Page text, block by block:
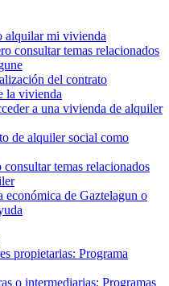
alquilar mi vivienda
consultar temas relacionados
del contrato
la vivienda
a una vivienda de alquiler
de alquiler social como
temas relacionados
de Gaztelagun o
propietarias: Programa
o intermediarias: Programas